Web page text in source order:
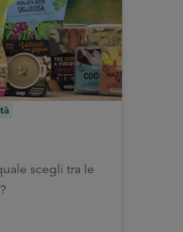
scegli tra le